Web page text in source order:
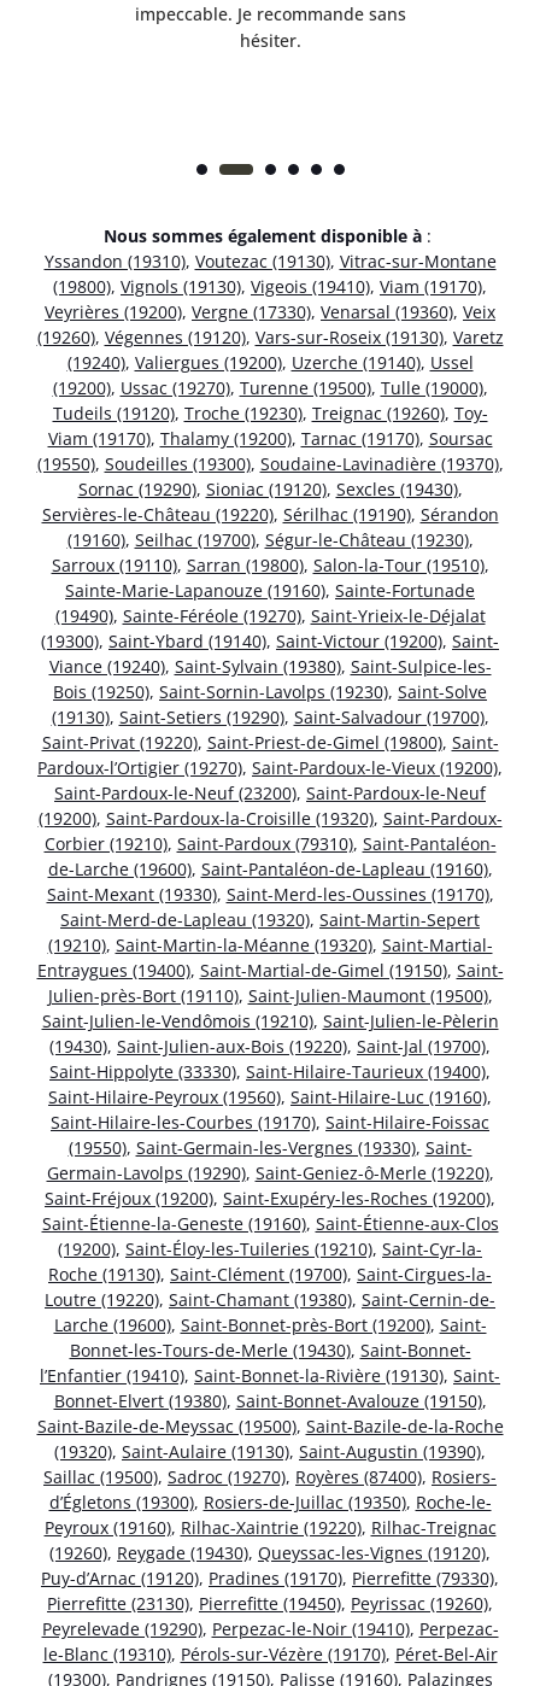
impeccable. Je recommande sans
hésiter.
Nous sommes également disponible à :
Yssandon (19310), Voutezac (19130), Vitrac-sur-Montane
(19800), Vignols (19130), Vigeois (19410), Viam (19170),
Veyrières (19200), Vergne (17330), Venarsal (19360), Veix
(19260), Végennes (19120), Vars-sur-Roseix (19130), Varetz
(19240), Valiergues (19200), Uzerche (19140), Ussel
(19200), Ussac (19270), Turenne (19500), Tulle (19000),
Tudeils (19120), Troche (19230), Treignac (19260), Toy-
Viam (19170), Thalamy (19200), Tarnac (19170), Soursac
(19550), Soudeilles (19300), Soudaine-Lavinadière (19370),
Sornac (19290), Sioniac (19120), Sexcles (19430),
Servières-le-Château (19220), Sérilhac (19190), Sérandon
(19160), Seilhac (19700), Ségur-le-Château (19230),
Sarroux (19110), Sarran (19800), Salon-la-Tour (19510),
Sainte-Marie-Lapanouze (19160), Sainte-Fortunade
(19490), Sainte-Féréole (19270), Saint-Yrieix-le-Déjalat
(19300), Saint-Ybard (19140), Saint-Victour (19200), Saint-
Viance (19240), Saint-Sylvain (19380), Saint-Sulpice-les-
Bois (19250), Saint-Sornin-Lavolps (19230), Saint-Solve
(19130), Saint-Setiers (19290), Saint-Salvadour (19700),
Saint-Privat (19220), Saint-Priest-de-Gimel (19800), Saint-
Pardoux-l’Ortigier (19270), Saint-Pardoux-le-Vieux (19200),
Saint-Pardoux-le-Neuf (23200), Saint-Pardoux-le-Neuf
(19200), Saint-Pardoux-la-Croisille (19320), Saint-Pardoux-
Corbier (19210), Saint-Pardoux (79310), Saint-Pantaléon-
de-Larche (19600), Saint-Pantaléon-de-Lapleau (19160),
Saint-Mexant (19330), Saint-Merd-les-Oussines (19170),
Saint-Merd-de-Lapleau (19320), Saint-Martin-Sepert
(19210), Saint-Martin-la-Méanne (19320), Saint-Martial-
Entraygues (19400), Saint-Martial-de-Gimel (19150), Saint-
Julien-près-Bort (19110), Saint-Julien-Maumont (19500),
Saint-Julien-le-Vendômois (19210), Saint-Julien-le-Pèlerin
(19430), Saint-Julien-aux-Bois (19220), Saint-Jal (19700),
Saint-Hippolyte (33330), Saint-Hilaire-Taurieux (19400),
Saint-Hilaire-Peyroux (19560), Saint-Hilaire-Luc (19160),
Saint-Hilaire-les-Courbes (19170), Saint-Hilaire-Foissac
(19550), Saint-Germain-les-Vergnes (19330), Saint-
Germain-Lavolps (19290), Saint-Geniez-ô-Merle (19220),
Saint-Fréjoux (19200), Saint-Exupéry-les-Roches (19200),
Saint-Étienne-la-Geneste (19160), Saint-Étienne-aux-Clos
(19200), Saint-Éloy-les-Tuileries (19210), Saint-Cyr-la-
Roche (19130), Saint-Clément (19700), Saint-Cirgues-la-
Loutre (19220), Saint-Chamant (19380), Saint-Cernin-de-
Larche (19600), Saint-Bonnet-près-Bort (19200), Saint-
Bonnet-les-Tours-de-Merle (19430), Saint-Bonnet-
l’Enfantier (19410), Saint-Bonnet-la-Rivière (19130), Saint-
Bonnet-Elvert (19380), Saint-Bonnet-Avalouze (19150),
Saint-Bazile-de-Meyssac (19500), Saint-Bazile-de-la-Roche
(19320), Saint-Aulaire (19130), Saint-Augustin (19390),
Saillac (19500), Sadroc (19270), Royères (87400), Rosiers-
d’Égletons (19300), Rosiers-de-Juillac (19350), Roche-le-
Peyroux (19160), Rilhac-Xaintrie (19220), Rilhac-Treignac
(19260), Reygade (19430), Queyssac-les-Vignes (19120),
Puy-d’Arnac (19120), Pradines (19170), Pierrefitte (79330),
Pierrefitte (23130), Pierrefitte (19450), Peyrissac (19260),
Peyrelevade (19290), Perpezac-le-Noir (19410), Perpezac-
le-Blanc (19310), Pérols-sur-Vézère (19170), Péret-Bel-Air
(19300), Pandrignes (19150), Palisse (19160), Palazinges